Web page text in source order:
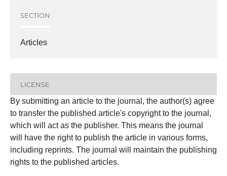
SECTION
Articles
LICENSE
By submitting an article to the journal, the author(s) agree
to transfer the published article's copyright to the journal,
which will act as the publisher. This means the journal
will have the right to publish the article in various forms,
including reprints. The journal will maintain the publishing
rights to the published articles.